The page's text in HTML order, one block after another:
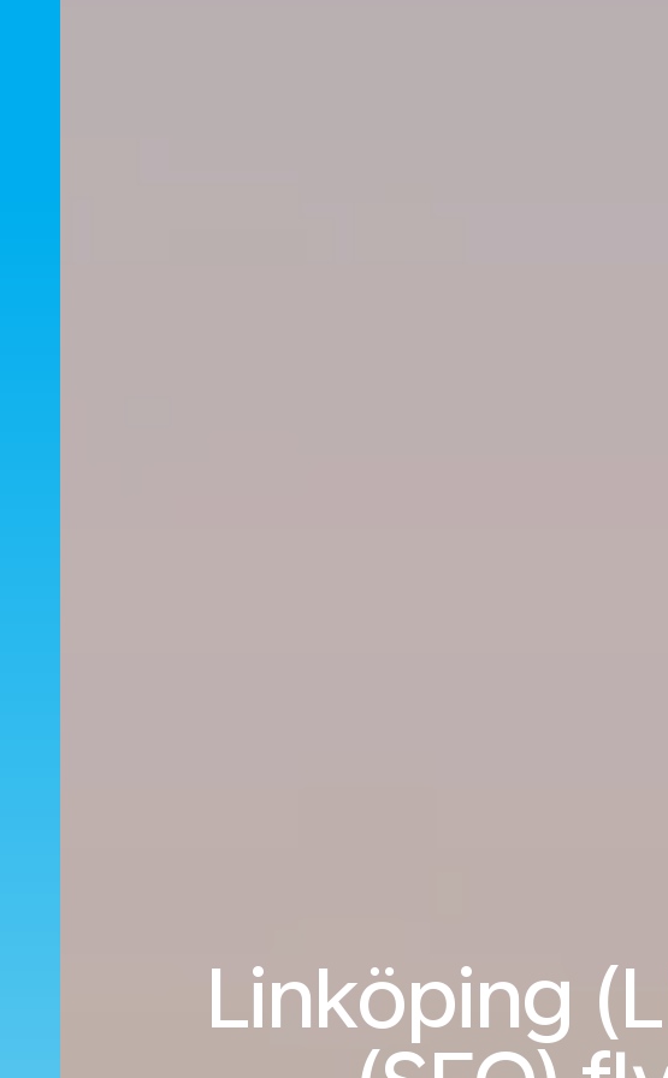
Linköping